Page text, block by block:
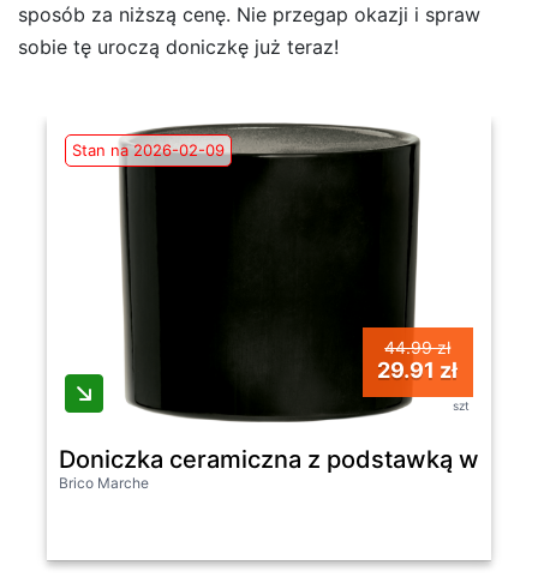
sposób za niższą cenę. Nie przegap okazji i spraw
sobie tę uroczą doniczkę już teraz!
Stan na 2026-02-09
44.99 zł
29.91 zł
szt
Doniczka ceramiczna z podstawką walec
Brico Marche